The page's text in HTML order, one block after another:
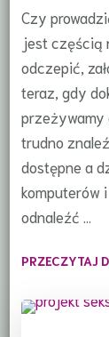
Czy
jest częścią
odczepić,
teraz, gdy
przeżywamy
trudno
dostępne a
komputerów
odnaleźć …
PRZECZYTAJ